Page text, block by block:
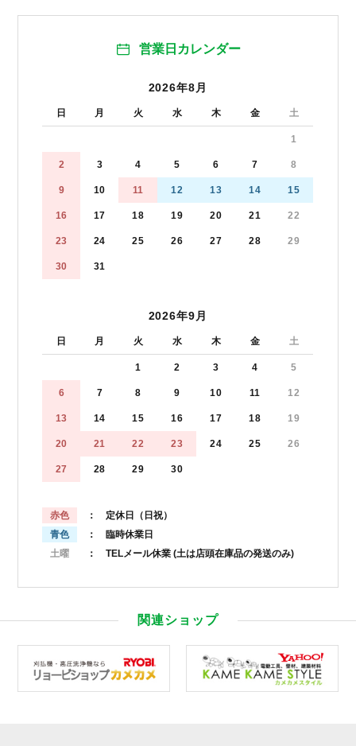
営業日カレンダー
2026年8月
日 月 火 水 木 金 土
1
2 3 4 5 6 7 8
9 10 11 12 13 14 15
16 17 18 19 20 21 22
23 24 25 26 27 28 29
30 31
2026年9月
日 月 火 水 木 金 土
1 2 3 4 5
6 7 8 9 10 11 12
13 14 15 16 17 18 19
20 21 22 23 24 25 26
27 28 29 30
赤色
： 定休日（日祝）
青色
： 臨時休業日
土曜
： TELメール休業 (土は店頭在庫品の発送のみ)
関連ショップ